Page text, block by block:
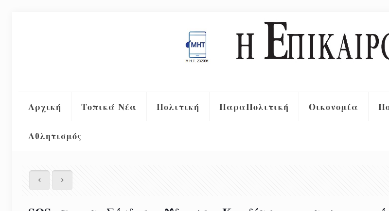
Αρχική Τοπικά Νέα Πολιτική ΠαραΠολιτική Οικονομία
Αθλητισμός